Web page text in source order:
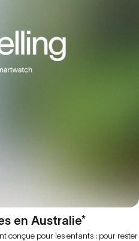
en Australie*
conçue pour les enfants : pour rester